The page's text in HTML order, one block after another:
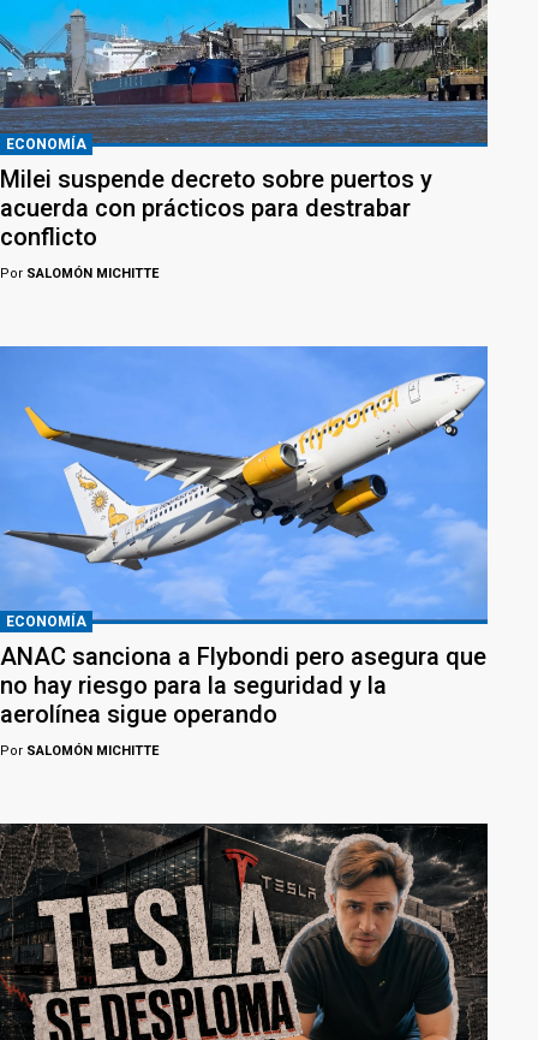
ECONOMÍA
Milei suspende decreto sobre puertos y
acuerda con prácticos para destrabar
conflicto
Por SALOMÓN MICHITTE
ECONOMÍA
ANAC sanciona a Flybondi pero asegura que
no hay riesgo para la seguridad y la
aerolínea sigue operando
Por SALOMÓN MICHITTE